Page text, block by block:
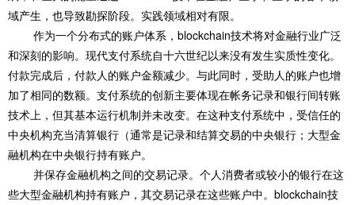
域产生，也导致勘探阶段。实践领域相对有限。
作为一个分布式的账户体系，blockchain技术将对金融行业广泛
和深刻的影响。现代支付系统自十六世纪以来没有发生实质性变化。
付款完成后，付款人的账户金额减少。与此同时，受助人的账户也增
加了相同的数额。支付系统的创新主要体现在帐务记录和银行间转账
技术上，但其基本运行机制并未改变。在这种支付系统中，受信任的
中央机构充当清算银行（通常是记录和结算交易的中央银行；大型金
融机构在中央银行持有账户。
并保存金融机构之间的交易记录。个人消费者或较小的银行在这
些大型金融机构持有账户，其交易记录在这些账户中。blockchain技